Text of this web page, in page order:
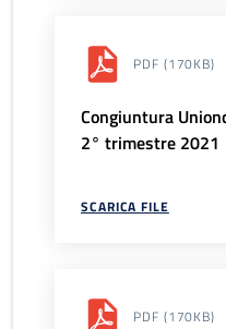
PDF (170KB)
Congiuntura
2° trimestre 2021
SCARICA FILE
PDF (170KB)